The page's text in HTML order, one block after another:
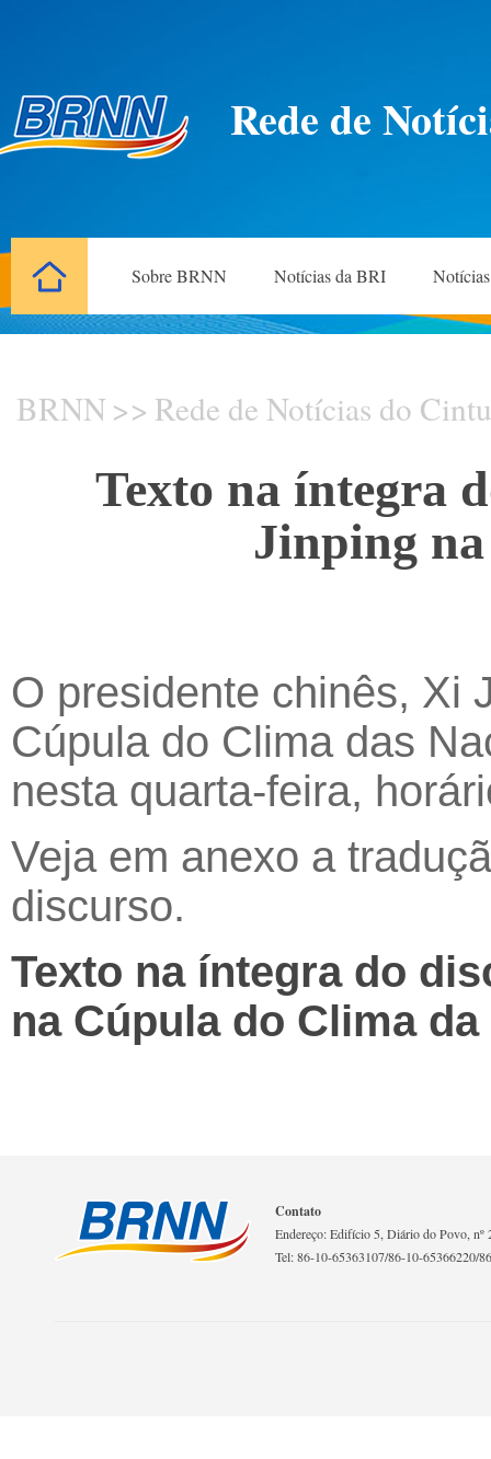
Rede de
Sobre BRNN Notícias da BRI
BRNN >> Rede de Notícias do
Texto na íntegra
Jinping
O presidente chinês, Xi
Cúpula do Clima das
nesta quarta-feira,
Veja em anexo a
discurso.
Texto na íntegra do
na Cúpula do Clima da
Contato
Endereço: Edifício 5, Diário do Povo,
Tel: 86-10-65363107/86-10-65366220/